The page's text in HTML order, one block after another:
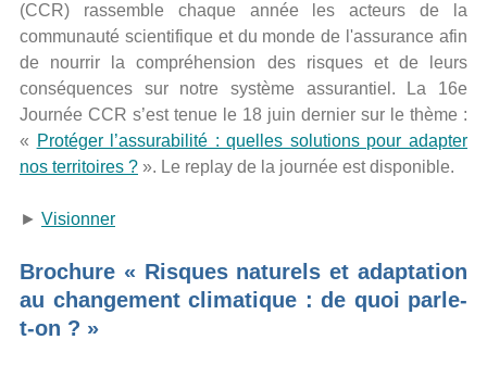
(CCR) rassemble chaque année les acteurs de la
communauté scientifique et du monde de l'assurance afin
de nourrir la compréhension des risques et de leurs
conséquences sur notre système assurantiel. La 16e
Journée CCR s’est tenue le 18 juin dernier sur le thème :
« Protéger l’assurabilité : quelles solutions pour adapter
nos territoires ? ». Le replay de la journée est disponible.
► Visionner
Brochure « Risques naturels et adaptation
au changement climatique : de quoi parle-
t-on ? »